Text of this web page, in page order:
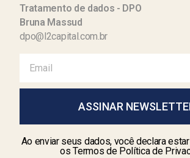
Tratamento de dados - DPO
Bruna Massud
dpo@l2capital.com.br
ASSINAR
Ao enviar seus dados, você declara
os Termos de Política de